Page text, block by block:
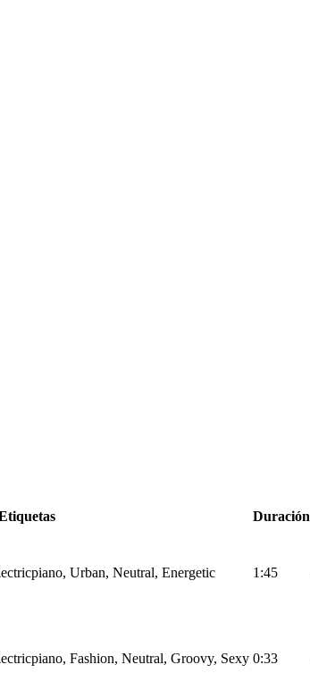
Duración
Urban, Neutral, Energetic 1:45
Fashion, Neutral, Groovy, Sexy 0:33